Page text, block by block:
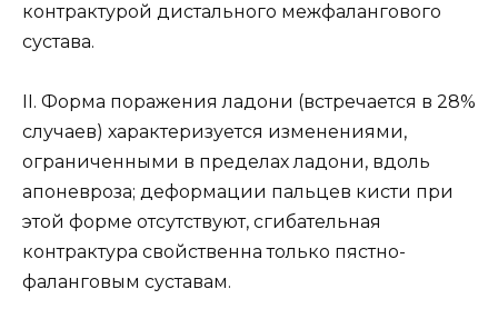
контрактурой дистального межфалангового
сустава.
II. Форма поражения ладони (встречается в 28%
случаев) характеризуется изменениями,
ограниченными в пределах ладони, вдоль
апоневроза; деформации пальцев кисти при
этой форме отсутствуют, сгибательная
контрактура свойственна только пястно-
фаланговым суставам.